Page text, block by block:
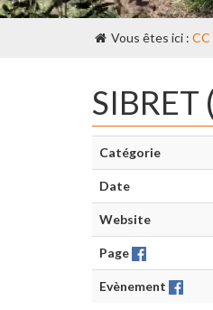
Vous êtes ici :
Catégorie
Date
Website
Page
Evènement